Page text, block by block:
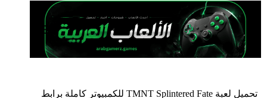
التجاوز
المحتوى
تحميل لعبة TMNT Splintered Fate للكمبيوتر كاملة برابط